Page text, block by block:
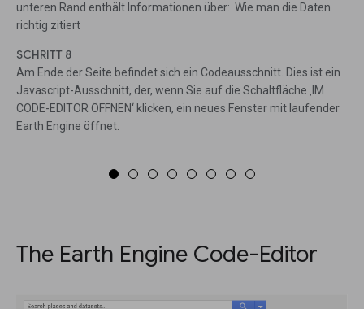
unteren Rand enthält Informationen über: Wie man die Daten
richtig zitiert
SCHRITT 8
Am Ende der Seite befindet sich ein Codeausschnitt. Dies ist ein
Javascript-Ausschnitt, der, wenn Sie auf die Schaltfläche ‚IM
CODE-EDITOR ÖFFNEN‘ klicken, ein neues Fenster mit laufender
Earth Engine öffnet.
The Earth Engine Code-Editor